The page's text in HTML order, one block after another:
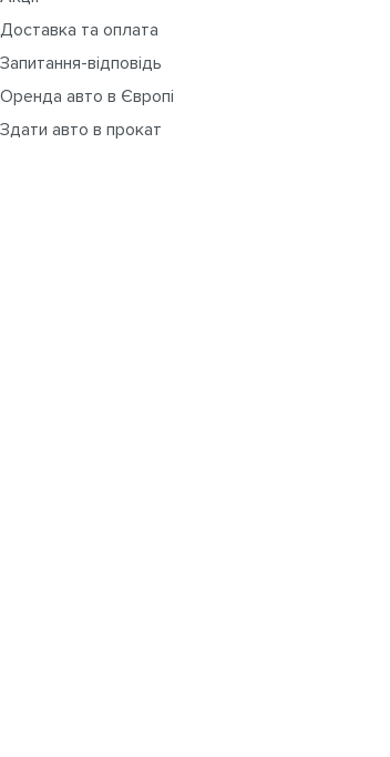
Доставка та оплата
Запитання-відповідь
Оренда авто в Європі
Здати авто в прокат